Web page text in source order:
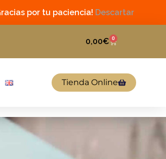
por tu paciencia! Descartar
0,00€ 0
Tienda Online